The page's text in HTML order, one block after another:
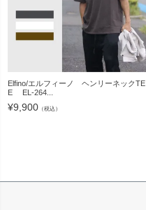
Elfino/エルフィーノ ヘンリーネックTE
E EL-264...
¥9,900 （税込）